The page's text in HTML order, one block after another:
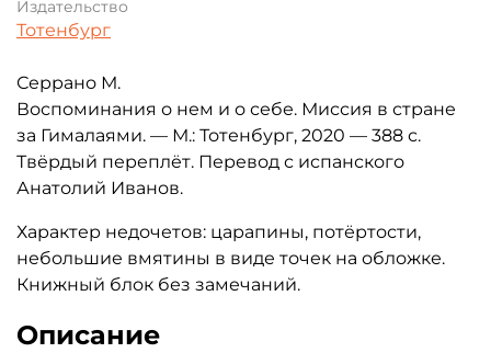
Издательство
Тотенбург
Серрано М.
Воспоминания о нем и о себе. Миссия в стране
за Гималаями. — М.: Тотенбург, 2020 — 388 с.
Твёрдый переплёт. Перевод с испанского
Анатолий Иванов.
Характер недочетов: царапины, потёртости,
небольшие вмятины в виде точек на обложке.
Книжный блок без замечаний.
Описание